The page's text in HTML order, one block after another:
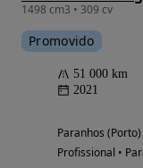
1498 cm3 • 309 cv
Promovido
51 000 km
2021
Paranhos (Porto)
Profissional •